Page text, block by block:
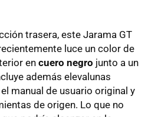
trasera, este Jarama GT
luce un color de
en cuero negro junto a un
además elevalunas
manual de usuario original y
de origen. Lo que no